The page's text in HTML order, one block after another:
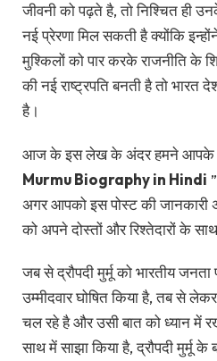
जीवनी को पढ़ते है, तो निश्चित ही
नई प्रेरणा मिल सकती है क्योंकि
मुश्किलों को पार करके राजनीति
की नई राष्ट्रपति बनती है तो भारत
है।
आज के इस लेख के अंदर हमने आपके
Murmu Biography in Hindi
अगर आपको इस पोस्ट की जानकारी
को अपने दोस्तों और रिश्तेदारों के
जब से द्रौपदी मुर्मू को भारतीय जनता
उम्मीदवार घोषित किया है, तब से
चल रहे है और उसी बात को ध्यान
साथ में साझा किया है, द्रौपदी मुर्मू